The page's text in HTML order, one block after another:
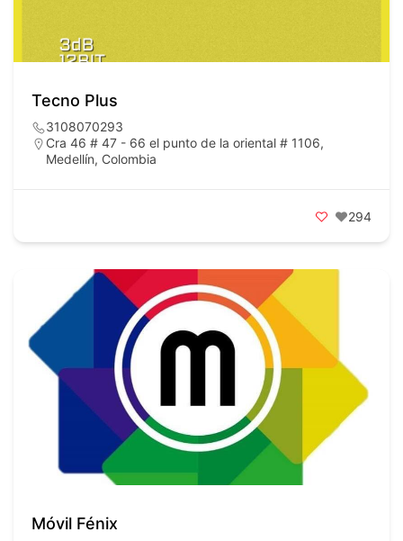
Tecno Plus
3108070293
Cra 46 # 47 - 66 el punto de la oriental # 1106,
Medellín, Colombia
294
Móvil Fénix